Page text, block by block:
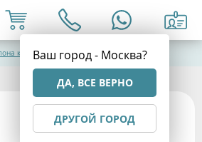
Ваш город - Москва?
ДА, ВСЕ ВЕРНО
ДРУГОЙ ГОРОД
красоты